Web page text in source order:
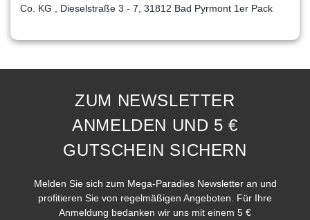
Co. KG , Dieselstraße 3 - 7, 31812 Bad Pyrmont 1er Pack
ZUM NEWSLETTER
ANMELDEN UND 5 €
GUTSCHEIN SICHERN
Melden Sie sich zum Mega-Paradies Newsletter an und
profitieren Sie von regelmäßigen Angeboten. Für Ihre
Anmeldung bedanken wir uns mit einem 5 €